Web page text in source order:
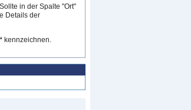
in der Spalte "Ort"
Details der
kennzeichnen.